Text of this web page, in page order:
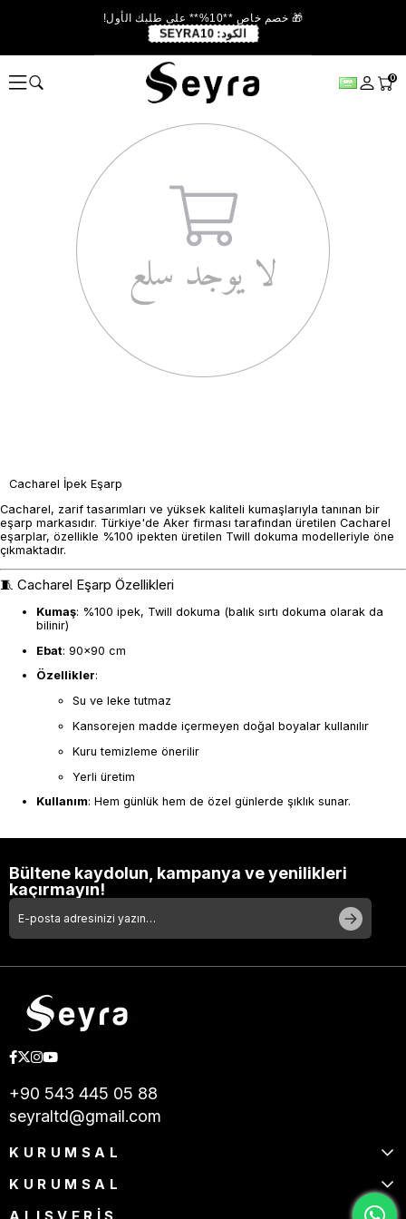
🎁 خصم خاص **10%** على طلبك الأول!
الكود: SEYRA10
0
Cacharel İpek Eşarp
Cacharel, zarif tasarımları ve yüksek kaliteli kumaşlarıyla tanınan bir
eşarp markasıdır. Türkiye'de Aker firması tarafından üretilen Cacharel
eşarplar, özellikle %100 ipekten üretilen Twill dokuma modelleriyle öne
çıkmaktadır.​
🧵 Cacharel Eşarp Özellikleri
Kumaş: %100 ipek, Twill dokuma (balık sırtı dokuma olarak da
bilinir)
Ebat: 90x90 cm
Özellikler:
Su ve leke tutmaz
Kansorejen madde içermeyen doğal boyalar kullanılır
Kuru temizleme önerilir
Yerli üretim
Kullanım: Hem günlük hem de özel günlerde şıklık sunar​.
Bültene kaydolun, kampanya ve yenilikleri
kaçırmayın!
+90 543 445 05 88
seyraltd@gmail.com
KURUMSAL
KURUMSAL